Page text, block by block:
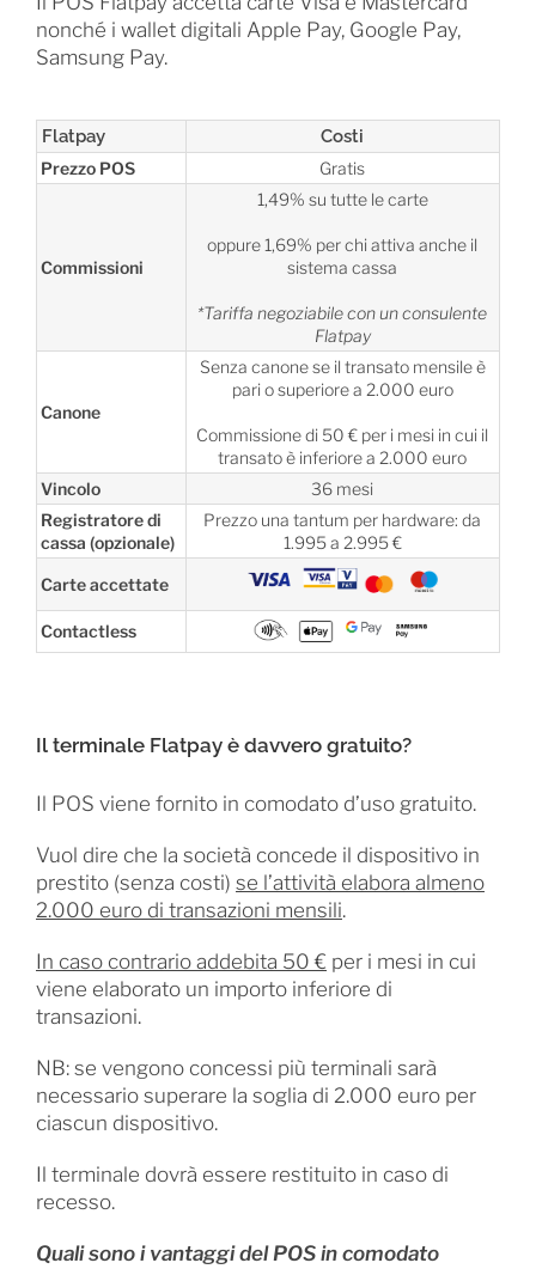
nonché i wallet digitali Apple Pay, Google Pay,
Samsung Pay.
Flatpay Costi
Prezzo POS Gratis
Commissioni
1,49% su tutte le carte
oppure 1,69% per chi attiva anche il
sistema cassa
*Tariffa negoziabile con un consulente
Flatpay
Canone
Senza canone se il transato mensile è
pari o superiore a 2.000 euro
Commissione di 50 € per i mesi in cui il
transato è inferiore a 2.000 euro
Vincolo
36 mesi
Registratore di
cassa (opzionale)
Prezzo una tantum per hardware: da
1.995 a 2.995 €
Carte accettate
Contactless
Il terminale Flatpay è davvero gratuito?
Il POS viene fornito in comodato d’uso gratuito.
Vuol dire che la società concede il dispositivo in
prestito (senza costi) se l’attività elabora almeno
2.000 euro di transazioni mensili.
In caso contrario addebita 50 € per i mesi in cui
viene elaborato un importo inferiore di
transazioni.
NB: se vengono concessi più terminali sarà
necessario superare la soglia di 2.000 euro per
ciascun dispositivo.
Il terminale dovrà essere restituito in caso di
recesso.
Quali sono i vantaggi del POS in comodato